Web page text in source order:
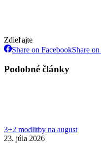
Zdieľajte
Share on FacebookShare
Podobné články
3+2 modlitby na august
23. júla 2026